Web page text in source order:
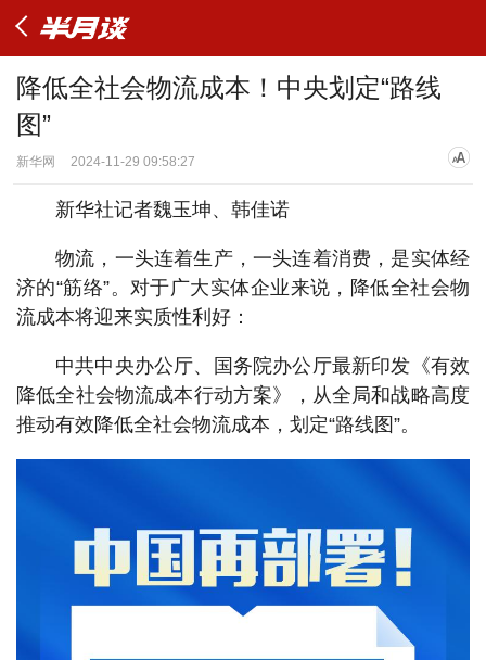
降低全社会物流成本！中央划定“路线
图”
新华网 2024-11-29 09:58:27
新华社记者魏玉坤、韩佳诺
物流，一头连着生产，一头连着消费，是实体经
济的“筋络”。对于广大实体企业来说，降低全社会物
流成本将迎来实质性利好：
中共中央办公厅、国务院办公厅最新印发《有效
降低全社会物流成本行动方案》，从全局和战略高度
推动有效降低全社会物流成本，划定“路线图”。